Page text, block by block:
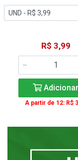
R$ 3,99
Adicionar
A partir de 12: R$